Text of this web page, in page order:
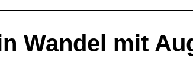
Wandel mit